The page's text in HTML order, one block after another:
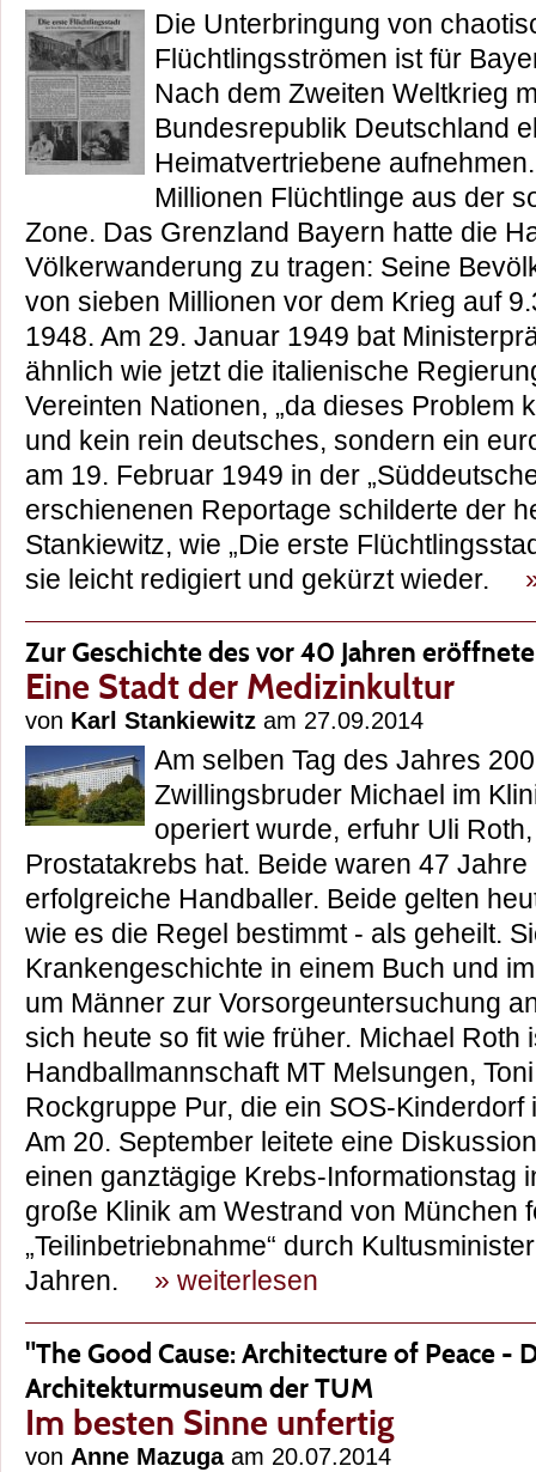
Die Unterbringung von
Flüchtlingsströmen ist für
Nach dem Zweiten Weltkrieg
Bundesrepublik Deutschland
Heimatvertriebene
Millionen Flüchtlinge aus der
Zone. Das Grenzland Bayern hatte die
Völkerwanderung zu tragen: Seine
von sieben Millionen vor dem Krieg auf
1948. Am 29. Januar 1949 bat
ähnlich wie jetzt die italienische
Vereinten Nationen, „da dieses Problem
und kein rein deutsches, sondern ein
am 19. Februar 1949 in der
erschienenen Reportage schilderte der
Stankiewitz, wie „Die erste
sie leicht redigiert und gekürzt wieder.
Zur Geschichte des vor 40 Jahren
Eine Stadt der Medizinkultur
von Karl Stankiewitz am 27.09.2014
Am selben Tag des Jahres
Zwillingsbruder Michael im
operiert wurde, erfuhr Uli
Prostatakrebs hat. Beide waren 47
erfolgreiche Handballer. Beide gelten
wie es die Regel bestimmt - als geheilt.
Krankengeschichte in einem Buch und
um Männer zur Vorsorgeuntersuchung
sich heute so fit wie früher. Michael Roth
Handballmannschaft MT Melsungen,
Rockgruppe Pur, die ein SOS-Kinderdorf
Am 20. September leitete eine
einen ganztägige Krebs-Informationstag
große Klinik am Westrand von München
„Teilinbetriebnahme“ durch
Jahren. » weiterlesen
"The Good Cause: Architecture of Peace -
Architekturmuseum der TUM
Im besten Sinne unfertig
von Anne Mazugaam 20.07.2014